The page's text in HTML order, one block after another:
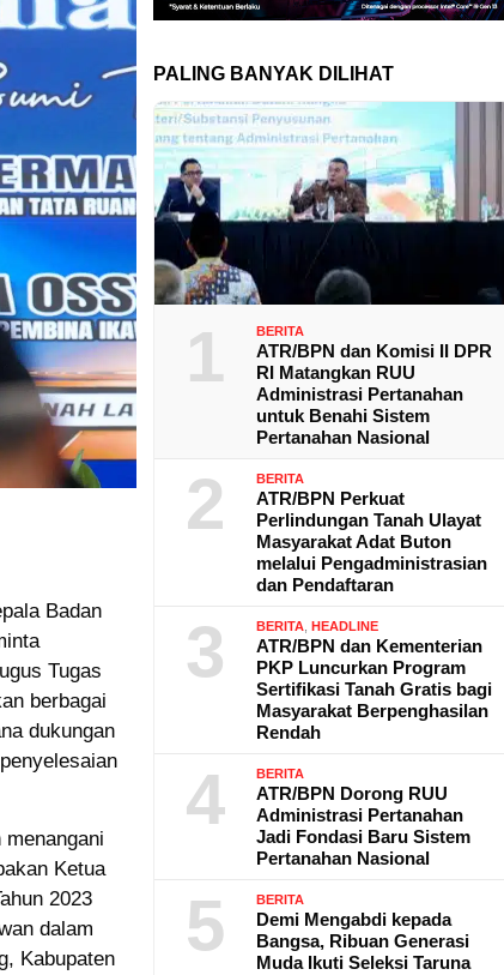
Badan
Tugas
berbagai
dukungan
Ketua
2023
dalam
Kabupaten
PALING BANYAK DILIHAT
1 BERITA
ATR/BPN dan Komisi II DPR
RI Matangkan RUU
Administrasi Pertanahan
untuk Benahi Sistem
Pertanahan Nasional
2 BERITA
ATR/BPN Perkuat
Perlindungan Tanah Ulayat
Masyarakat Adat Buton
melalui Pengadministrasian
dan Pendaftaran
3 BERITA HEADLINE
ATR/BPN dan Kementerian
PKP Luncurkan Program
Sertifikasi Tanah Gratis bagi
Masyarakat Berpenghasilan
Rendah
4 BERITA
ATR/BPN Dorong RUU
Administrasi Pertanahan
Jadi Fondasi Baru Sistem
Pertanahan Nasional
5 BERITA
Demi Mengabdi kepada
Bangsa, Ribuan Generasi
Muda Ikuti Seleksi Taruna